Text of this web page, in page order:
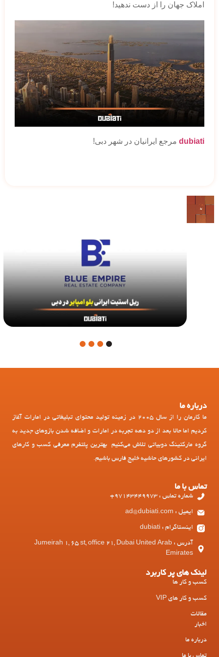
املاک جهان را از دست ندهید!
dubiati مرجع ایرانیان در شهر دبی!
1
درباره ما
ما کارمان را از سال 2005 در زمینه تولید محتوای تبلیغاتی در امارات آغاز
کردیم اما حالا بعد از دو دهه تجربه در امارات و اضافه شدن بازوهای جدید به
گروه مارکتینگ دوبیاتی تلاش می‌کنیم بهترین پلتفرم معرفی کسب و کارهای
ایرانی در کشورهای حاشیه خلیج فارس باشیم.
تماس با ما
شماره تماس : 97143449973+
ایمیل : ad@dubiati.com
اینستاگرام : dubiati
آدرس : Jumeirah 1, 65 st, office 21, Dubai United Arab
Emirates
لینک های پر کاربرد
کسب و کار ها
کسب و کار های VIP
مقالات
اخبار
درباره ما